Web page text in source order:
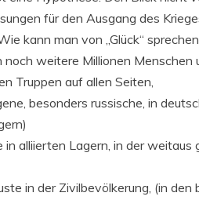
für den Ausgang des
kann man von „Glück“
weitere Millionen Menschen
Truppen auf allen Seiten,
besonders russische, in
in alliierten Lagern, in der
in der Zivilbevölkerung, (in